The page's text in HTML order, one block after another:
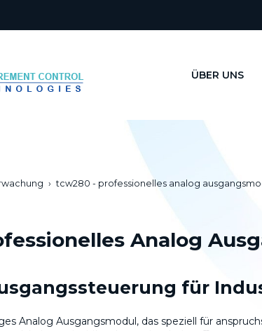
ÜBER UNS
tcw280 - professionelles analog
Analog
für
Analog Ausgangsmodul, das speziell für